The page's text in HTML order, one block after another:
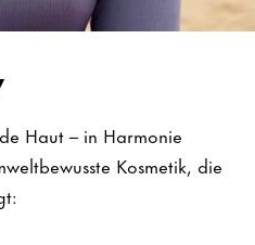
Haut – in Harmonie
Kosmetik, die